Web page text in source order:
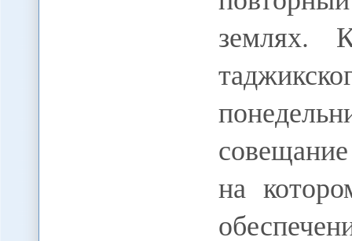
землях.
на